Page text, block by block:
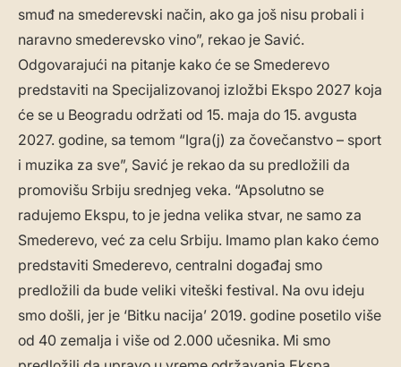
smuđ na smederevski način, ako ga još nisu probali i
naravno smederevsko vino”, rekao je Savić.
Odgovarajući na pitanje kako će se Smederevo
predstaviti na Specijalizovanoj izložbi Ekspo 2027 koja
će se u Beogradu održati od 15. maja do 15. avgusta
2027. godine, sa temom “Igra(j) za čovečanstvo – sport
i muzika za sve”, Savić je rekao da su predložili da
promovišu Srbiju srednjeg veka. “Apsolutno se
radujemo Ekspu, to je jedna velika stvar, ne samo za
Smederevo, već za celu Srbiju. Imamo plan kako ćemo
predstaviti Smederevo, centralni događaj smo
predložili da bude veliki viteški festival. Na ovu ideju
smo došli, jer je ‘Bitku nacija’ 2019. godine posetilo više
od 40 zemalja i više od 2.000 učesnika. Mi smo